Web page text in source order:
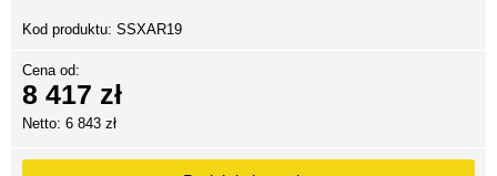
Kod produktu: SSXAR19
Cena od:
8 417 zł
Netto: 6 843 zł